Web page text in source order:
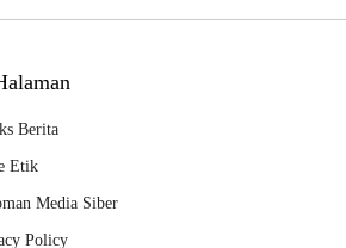
Berita
Etik
Media Siber
Policy